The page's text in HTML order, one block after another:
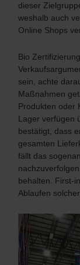
dieser
weshalb auch
Online Shops
Bio
sein, achte
Maßnahmen
Produkten oder
Lager verfügen
bestätigt, dass
gesamten
fällt das
behalten. First-
Ablaufen